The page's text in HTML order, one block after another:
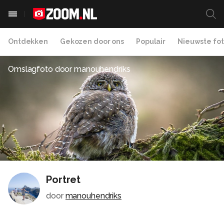
Ontdekken Gekozen door ons Populair Nieuwste
Omslagfoto doormanouhendriks
Portret
door manouhendriks